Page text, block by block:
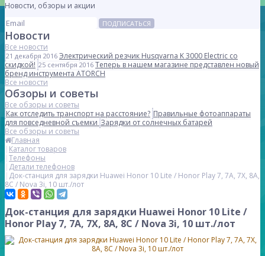
Новости, обзоры и акции
ПОДПИСАТЬСЯ
Новости
Все новости
21 декабря 2016 Электрический резчик Husqvarna K 3000 Electric со
скидкой! 25 сентября 2016 Теперь в нашем магазине представлен новый
бренд инструмента ATORCH
Все новости
Обзоры и советы
Все обзоры и советы
Как отследить транспорт на расстояние? Правильные фотоаппараты
для повседневной съемкиЗарядки от солнечных батарей
Все обзоры и советы
Главная
Каталог товаров
Телефоны
Детали телефонов
Док-станция для зарядки Huawei Honor 10 Lite / Honor Play 7, 7A, 7X, 8A,
8C / Nova 3i, 10 шт./лот
Док-станция для зарядки Huawei Honor 10 Lite /
Honor Play 7, 7A, 7X, 8A, 8C / Nova 3i, 10 шт./лот